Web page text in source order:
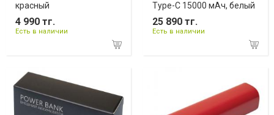
красный
4 990 тг.
Есть в наличии
Type-C 15000 мAч, белый
25 890 тг.
Есть в наличии